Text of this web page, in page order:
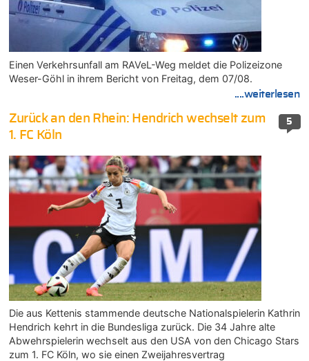
Einen Verkehrsunfall am RAVeL-Weg meldet die Polizeizone
Weser-Göhl in ihrem Bericht von Freitag, dem 07/08.
....weiterlesen
5
Zurück an den Rhein: Hendrich wechselt zum
1. FC Köln
Die aus Kettenis stammende deutsche Nationalspielerin Kathrin
Hendrich kehrt in die Bundesliga zurück. Die 34 Jahre alte
Abwehrspielerin wechselt aus den USA von den Chicago Stars
zum 1. FC Köln, wo sie einen Zweijahresvertrag